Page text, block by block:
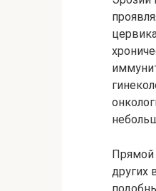
Прямой
других